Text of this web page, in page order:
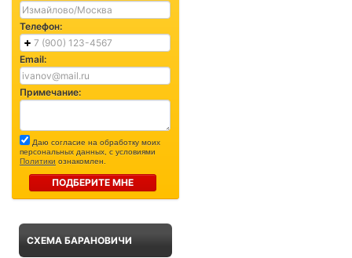
Телефон:
Email:
Примечание:
Даю согласие на обработку моих
персональных данных, с условиями
Политики ознакомлен.
ПОДБЕРИТЕ МНЕ
СХЕМА БАРАНОВИЧИ